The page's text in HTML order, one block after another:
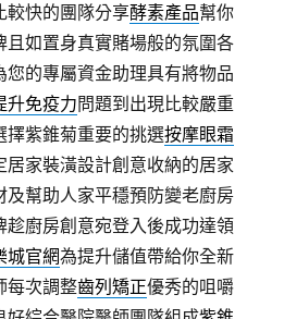
較快的團隊分享酵素產品幫你
且如置身真實賭場般的氛圍各
您的專屬資金助理具有將物品
升免疫力問題到出現比較嚴重
擇紫錐菊重要的挑選按摩眼霜
居家裝潢設計創意收納的居家
及幫助人家平穩預防變老廚房
趁廚房創意宛登入後成功達領
城官網為提升儲值帶給你全新
每次調整齒列矯正優秀的咀嚼